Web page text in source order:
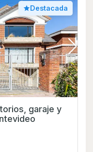
Destacada
garaje y